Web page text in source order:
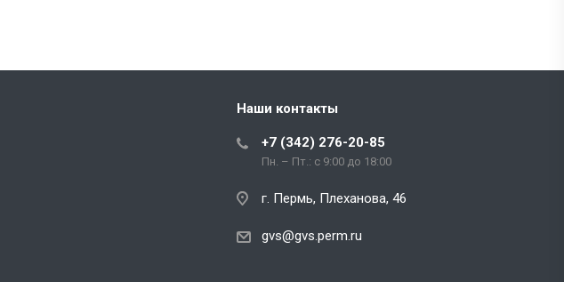
Наши контакты
+7 (342) 276-20-85
Пн. – Пт.: с 9:00 до 18:00
г. Пермь, Плеханова, 46
gvs@gvs.perm.ru